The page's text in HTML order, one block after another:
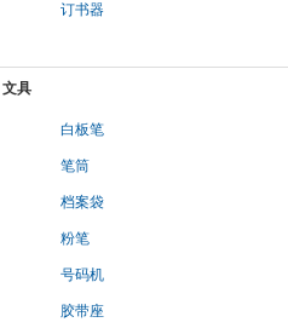
订书器
文具
白板笔
笔筒
档案袋
粉笔
号码机
胶带座